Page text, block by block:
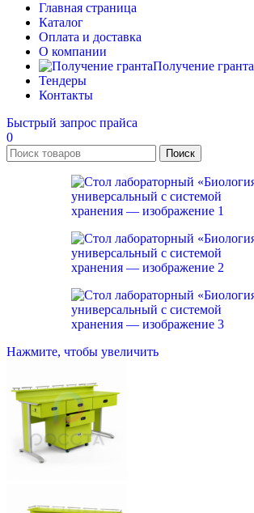
Главная страница
Каталог
Оплата и доставка
О компании
Получение гранта
Тендеры
Контакты
Быстрый запрос прайса
0
Поиск
Нажмите, чтобы увеличить